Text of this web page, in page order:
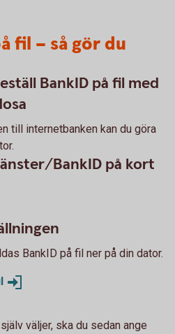
fil – så gör du
BankID på fil med
till internetbanken kan du göra
BankID på kort
BankID på fil ner på din dator.
väljer, ska du sedan ange